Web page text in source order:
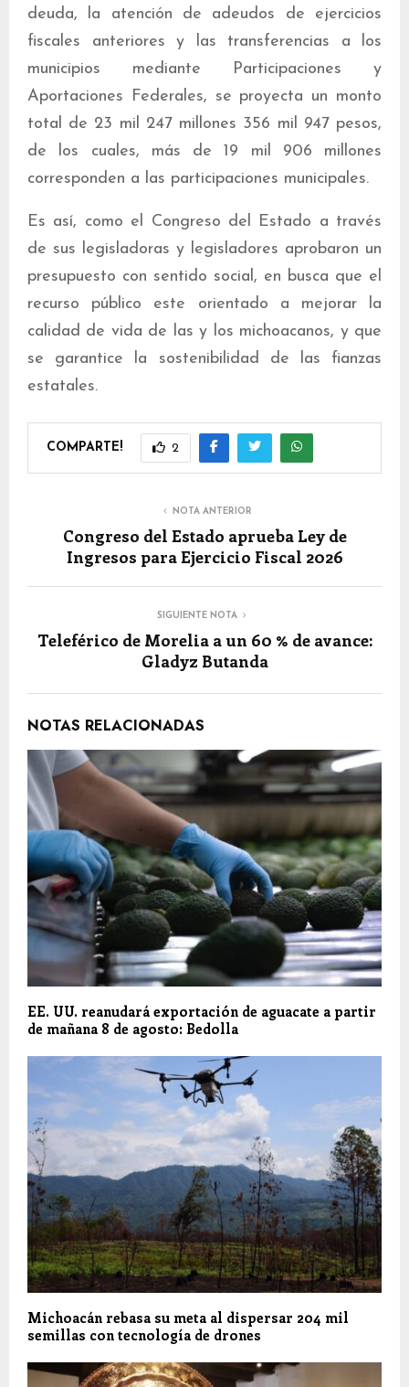
deuda, la atención de adeudos de ejercicios
fiscales anteriores y las transferencias a los
municipios mediante Participaciones y
Aportaciones Federales, se proyecta un monto
total de 23 mil 247 millones 356 mil 947 pesos,
de los cuales, más de 19 mil 906 millones
corresponden a las participaciones municipales.
Es así, como el Congreso del Estado a través
de sus legisladoras y legisladores aprobaron un
presupuesto con sentido social, en busca que el
recurso público este orientado a mejorar la
calidad de vida de las y los michoacanos, y que
se garantice la sostenibilidad de las fianzas
estatales.
COMPARTE! 2
NOTA ANTERIOR
Congreso del Estado aprueba Ley de
Ingresos para Ejercicio Fiscal 2026
SIGUIENTE NOTA
Teleférico de Morelia a un 60 % de avance:
Gladyz Butanda
NOTAS RELACIONADAS
EE. UU. reanudará exportación de aguacate a partir
de mañana 8 de agosto: Bedolla
Michoacán rebasa su meta al dispersar 204 mil
semillas con tecnología de drones